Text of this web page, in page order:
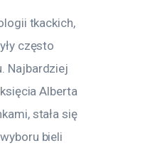
tkackich,
często
Najbardziej
Alberta
stała się
bieli